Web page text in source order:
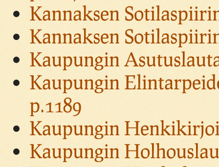
Kannaksen
Kannaksen
Kaupungin
Kaupungin
p.1189
Kaupungin
Kaupungin